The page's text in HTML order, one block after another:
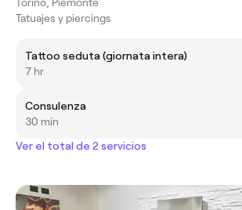
Tatuajes y piercings
Tattoo seduta (giornata intera)
7 hr
Consulenza
30 min
Ver el total de 2 servicios